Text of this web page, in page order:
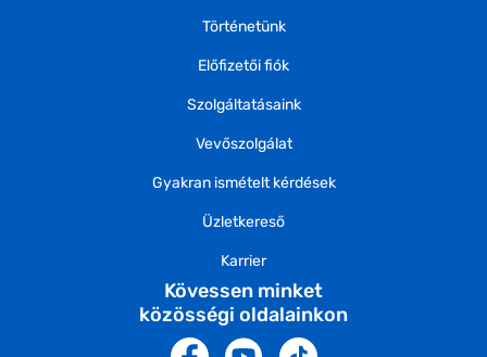
Történetünk
Előfizetői fiók
Szolgáltatásaink
Vevőszolgálat
Gyakran ismételt kérdések
Üzletkereső
Karrier
Kövessen minket
közösségi oldalainkon